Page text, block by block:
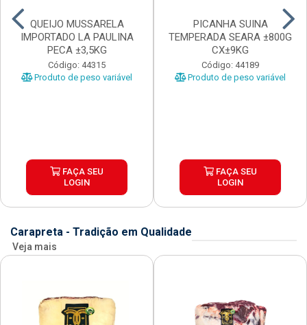
QUEIJO MUSSARELA
IMPORTADO LA PAULINA
PECA ±3,5KG
Código: 44315
Produto de peso variável
FAÇA SEU
LOGIN
PICANHA SUINA
TEMPERADA SEARA ±800G
CX±9KG
Código: 44189
Produto de peso variável
FAÇA SEU
LOGIN
Carapreta - Tradição em Qualidade
Veja mais